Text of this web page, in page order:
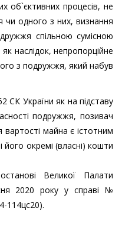
об`єктивних процесів, не
одного з них, визнання
спільною сумісною
наслідок, непропорційне
з подружжя, який набув
СК України як на підставу
подружжя, позивач
майна є істотним
його окремі (власні) кошти
Великої Палати
2020 року у справі №
114цс20).